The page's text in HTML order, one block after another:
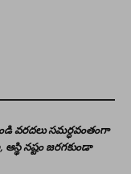
వరదలు సమర్ధవంతంగా
నష్టం జరగకుండా